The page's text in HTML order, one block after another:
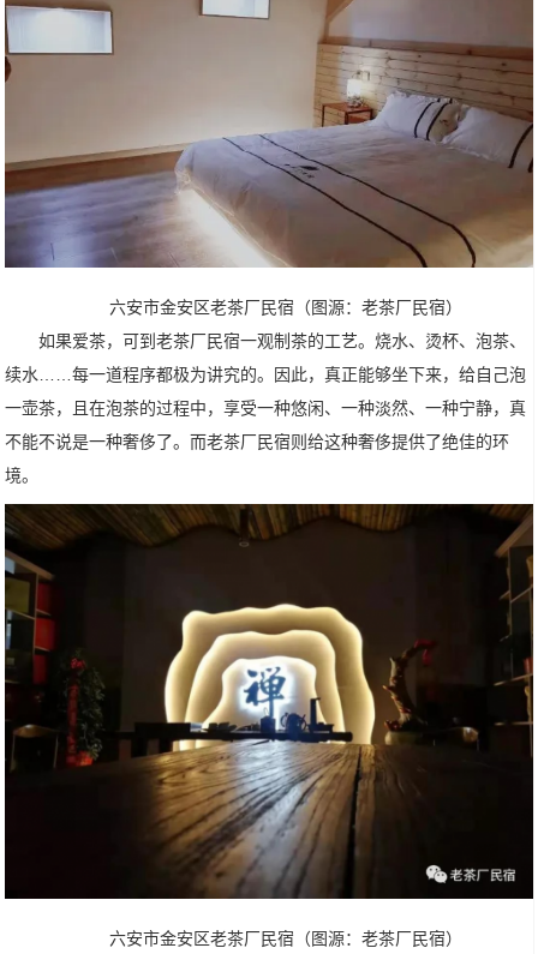
六安市金安区老茶厂民宿（图源：老茶厂民宿）
如果爱茶，可到老茶厂民宿一观制茶的工艺。烧水、烫杯、泡茶、
续水……每一道程序都极为讲究的。因此，真正能够坐下来，给自己泡
一壶茶，且在泡茶的过程中，享受一种悠闲、一种淡然、一种宁静，真
不能不说是一种奢侈了。而老茶厂民宿则给这种奢侈提供了绝佳的环
境。
六安市金安区老茶厂民宿（图源：老茶厂民宿）